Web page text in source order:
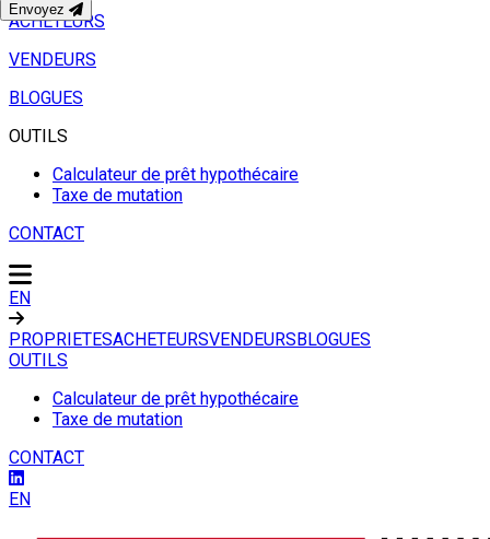
ACHETEURS
VENDEURS
BLOGUES
OUTILS
Calculateur de prêt hypothécaire
Taxe de mutation
CONTACT
EN
PROPRIETESACHETEURSVENDEURSBLOGUES
OUTILS
Calculateur de prêt hypothécaire
Taxe de mutation
CONTACT
EN
Envoyez